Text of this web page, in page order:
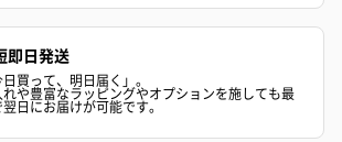
即日発送
日買って、明日届く」。
れや豊富なラッピングやオプションを施しても最
日にお届けが可能です。